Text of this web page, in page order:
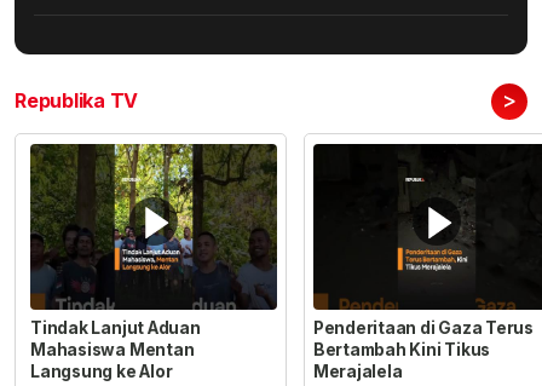
Republika TV >
Tindak Lanjut Aduan
Mahasiswa Mentan
Langsung ke Alor
Penderitaan di Gaza Terus
Bertambah Kini Tikus
Merajalela